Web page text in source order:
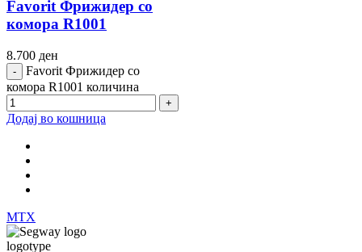
Favorit Фрижидер со
комора R1001
8.700 ден
Favorit Фрижидер со
комора R1001 количина
Додај во кошница
MTX